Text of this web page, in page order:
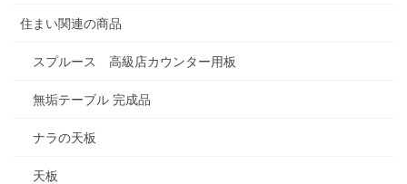
住まい関連の商品
スプルース 高級店カウンター用板
無垢テーブル 完成品
ナラの天板
天板